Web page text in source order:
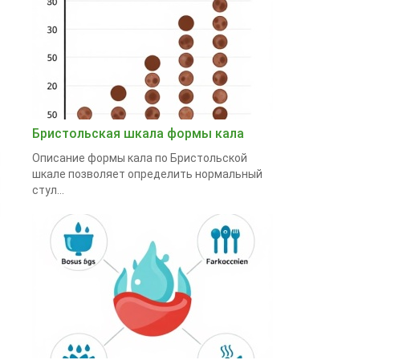
Бристольская шкала формы кала
Описание формы кала по Бристольской
шкале позволяет определить нормальный
стул...